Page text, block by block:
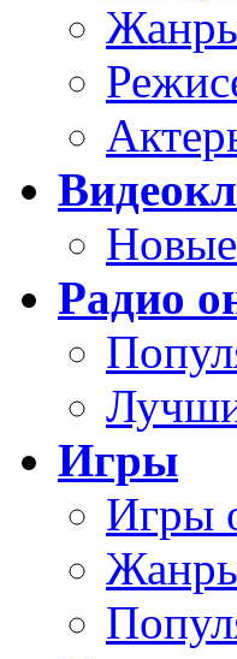
Радио
Игры
Игры